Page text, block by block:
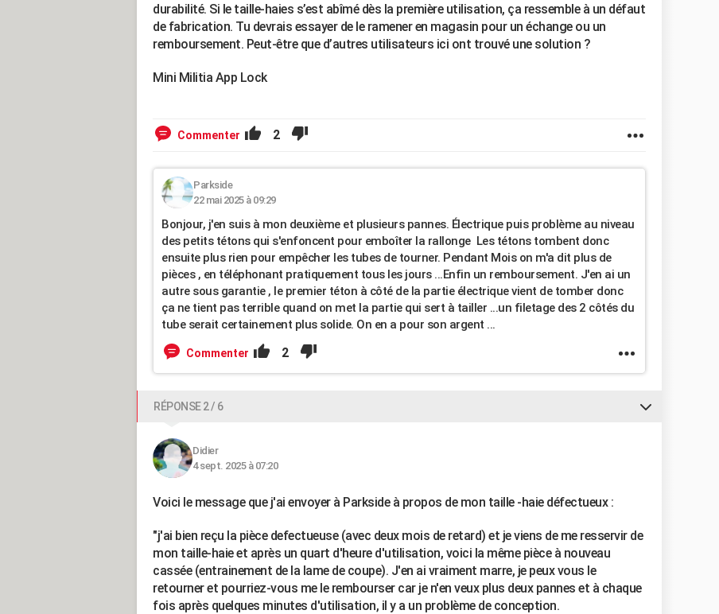
durabilité. Si le taille-haies s’est abîmé dès la première utilisation, ça ressemble à un défaut
de fabrication. Tu devrais essayer de le ramener en magasin pour un échange ou un
remboursement. Peut-être que d’autres utilisateurs ici ont trouvé une solution ?
Mini Militia App Lock
Commenter 2
Parkside
22 mai 2025 à 09:29
Bonjour, j'en suis à mon deuxième et plusieurs pannes. Électrique puis problème au niveau
des petits tétons qui s'enfoncent pour emboîter la rallonge Les tétons tombent donc
ensuite plus rien pour empêcher les tubes de tourner. Pendant Mois on m'a dit plus de
pièces , en téléphonant pratiquement tous les jours ...Enfin un remboursement. J'en ai un
autre sous garantie , le premier téton à côté de la partie électrique vient de tomber donc
ça ne tient pas terrible quand on met la partie qui sert à tailler ...un filetage des 2 côtés du
tube serait certainement plus solide. On en a pour son argent ...
Commenter 2
RÉPONSE 2 / 6
Didier
4 sept. 2025 à 07:20
Voici le message que j'ai envoyer à Parkside à propos de mon taille -haie défectueux :
"j'ai bien reçu la pièce defectueuse (avec deux mois de retard) et je viens de me resservir de
mon taille-haie et après un quart d'heure d'utilisation, voici la même pièce à nouveau
cassée (entrainement de la lame de coupe). J'en ai vraiment marre, je peux vous le
retourner et pourriez-vous me le rembourser car je n'en veux plus deux pannes et à chaque
fois après quelques minutes d'utilisation, il y a un problème de conception.